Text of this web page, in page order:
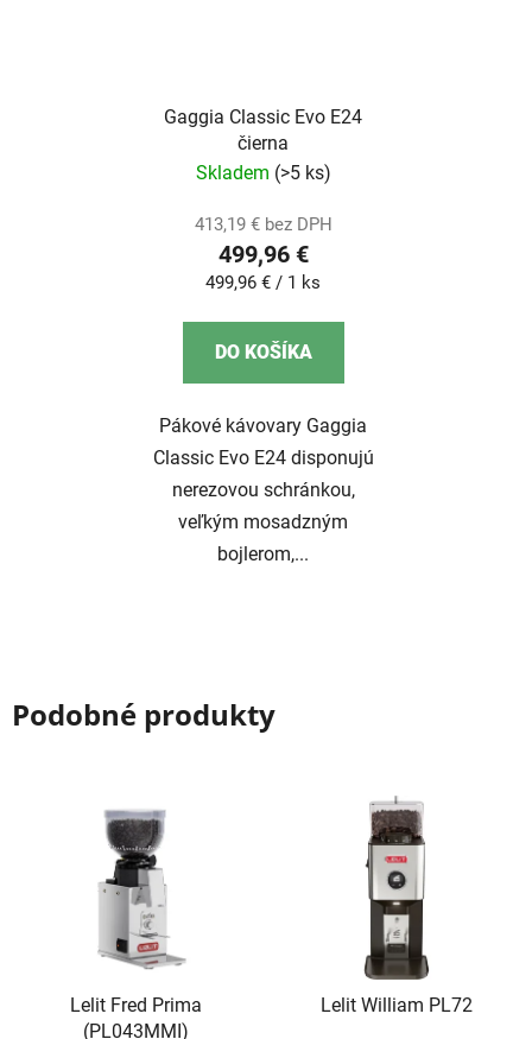
Gaggia Classic Evo E24
čierna
Skladem (>5 ks)
413,19 € bez DPH
499,96 €
Jednotková
499,96 € / 1 ks
DO KOŠÍKA
Pákové kávovary Gaggia
Classic Evo E24 disponujú
nerezovou schránkou,
veľkým mosadzným
bojlerom,...
Podobné produkty
Lelit Fred Prima
(PL043MMI)
Lelit William PL72